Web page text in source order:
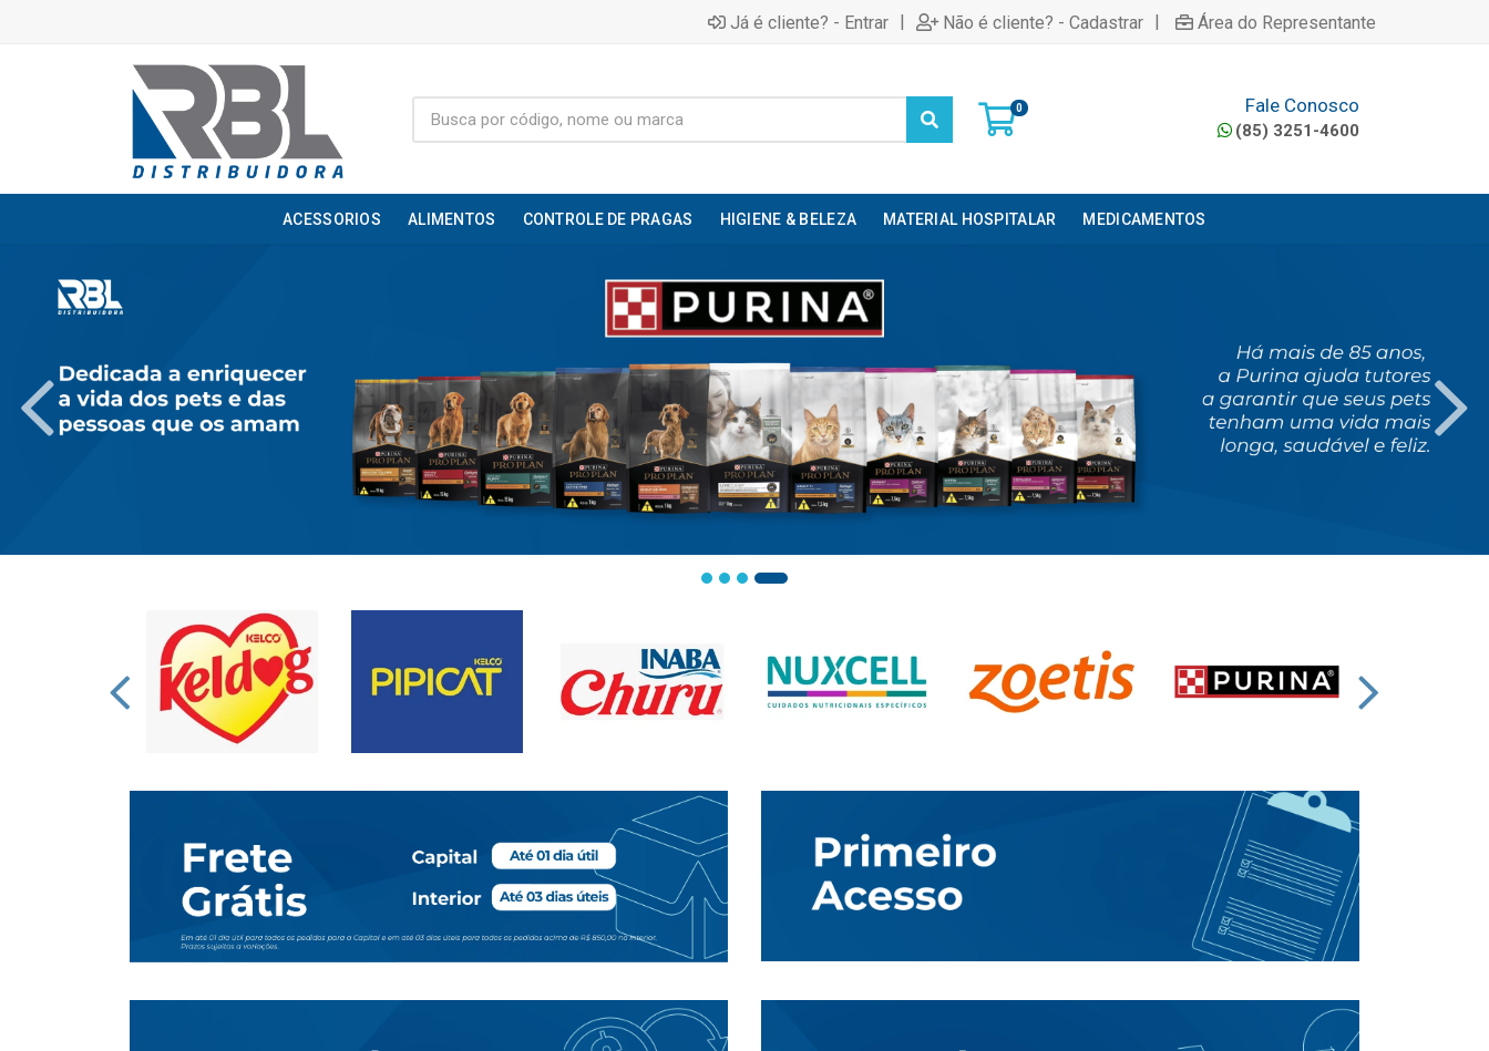
Já é cliente? - Entrar | Não é cliente? - Cadastrar | Área do Representante
0 Fale Conosco
(85) 3251-4600
ACESSORIOS ALIMENTOS CONTROLE DE PRAGAS HIGIENE & BELEZA MATERIAL HOSPITALAR MEDICAMENTOS